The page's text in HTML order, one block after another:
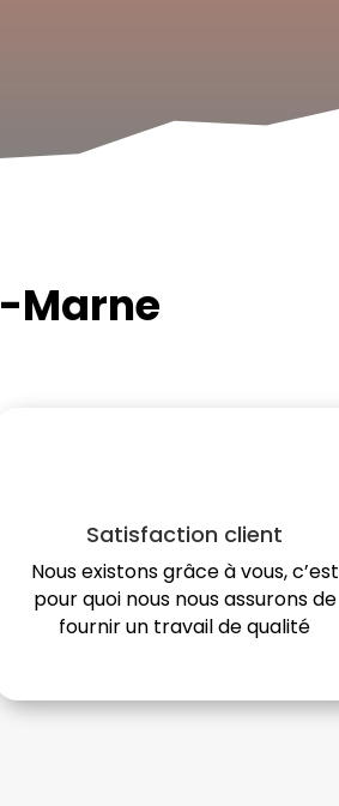
Marne
Satisfaction client
Nous existons grâce à vous, c’est
pour quoi nous nous assurons de
fournir un travail de qualité